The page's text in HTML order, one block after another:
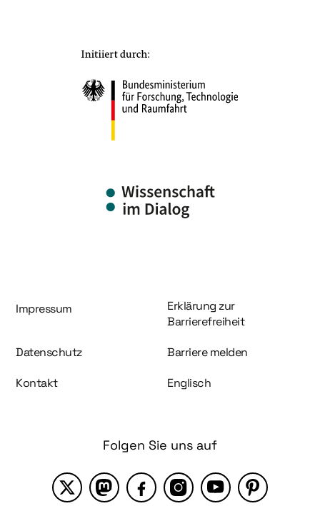
Information und Service
Impressum
Erklärung zur
Barrierefreiheit
Datenschutz Barriere melden
Kontakt Englisch
Folgen Sie uns auf